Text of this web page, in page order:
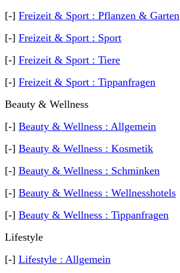
[-] Freizeit & Sport : Pflanzen & Garten
[-] Freizeit & Sport : Sport
[-] Freizeit & Sport : Tiere
[-] Freizeit & Sport : Tippanfragen
Beauty & Wellness
[-] Beauty & Wellness : Allgemein
[-] Beauty & Wellness : Kosmetik
[-] Beauty & Wellness : Schminken
[-] Beauty & Wellness : Wellnesshotels
[-] Beauty & Wellness : Tippanfragen
Lifestyle
[-] Lifestyle : Allgemein